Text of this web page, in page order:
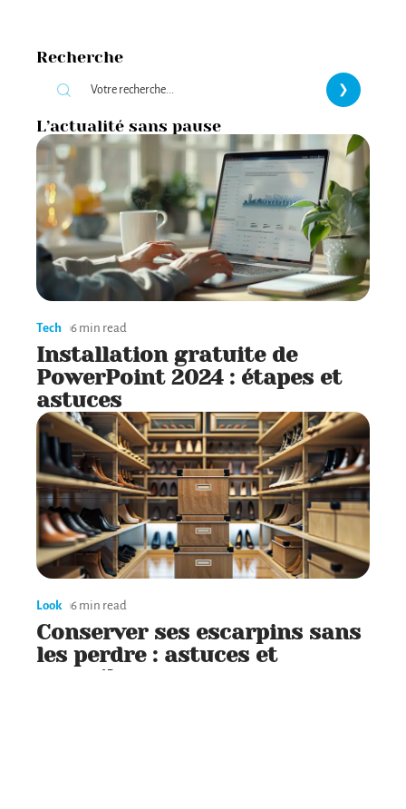
Recherche
L’actualité sans pause
Tech 6 min read
Installation gratuite de
PowerPoint 2024 : étapes et
astuces
Look 6 min read
Conserver ses escarpins sans
les perdre : astuces et
conseils